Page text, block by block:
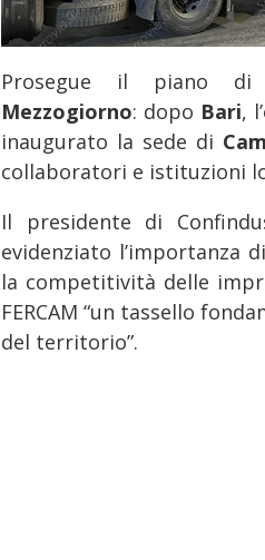
Prosegue il piano di
Mezzogiorno: dopo Bari,
inaugurato la sede di
collaboratori e istituzioni
Il presidente di
evidenziato l’importanza
la competitività delle
FERCAM “un tassello
del territorio”.